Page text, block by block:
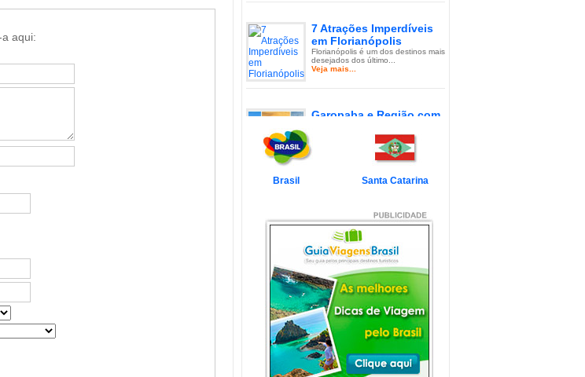
aqui:
7 Atrações Imperdíveis
em Florianópolis
Florianópolis é um dos destinos mais
desejados dos último...
Veja mais...
Garopaba e Região com
Garopaba é um município de Santa
Catarina a 80 quilômetro...
Veja mais...
com Crianças
Simplesmente magnífico! Assim
pode ser descrito o Litoral d...
Veja mais...
Balneário Camboriú e
arredores com Crianças
Balneário Camboriú fica em Santa
Catarina, mais especifica...
Veja mais...
Florianópolis com
Brasil Santa Catarina